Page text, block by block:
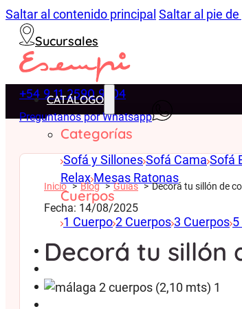
Saltar al contenido principal Saltar al pie
Sucursales
+54 9 11 2590 9704
Preguntanos por Whatsapp
CATÁLOGO
Categorías
Sofá y SillonesSofá Cama Sofá
Relax Mesas Ratonas
Cuerpos
1 Cuerpo2 Cuerpos 3 Cuerpos
ENTREGA INMEDIATA
PLAN CANJE
Inicio Blog Guias Decorá tu sillón de
Fecha: 14/08/2025
Decorá tu sillón